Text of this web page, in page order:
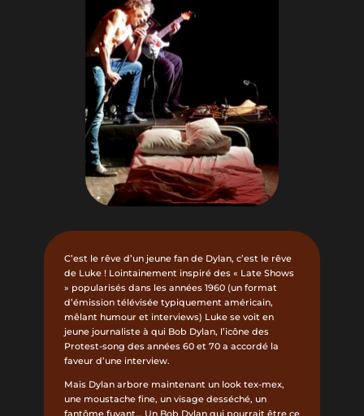
C’est le rêve d’un jeune fan de Dylan, c’est le rêve
de Luke ! Lointainement inspiré des « Late Shows
» popularisés dans les années 1960 (un format
d’émission télévisée typiquement américain,
mêlant humour et interviews) Luke se voit en
jeune journaliste à qui Bob Dylan, l’icône des
Protest-song des années 60 et 70 a accordé la
faveur d’une interview.
Mais Dylan arbore maintenant un look tex-mex,
une moustache fine, un visage desséché, un
fantôme fuyant… Un Bob Dylan qui pourrait être ce